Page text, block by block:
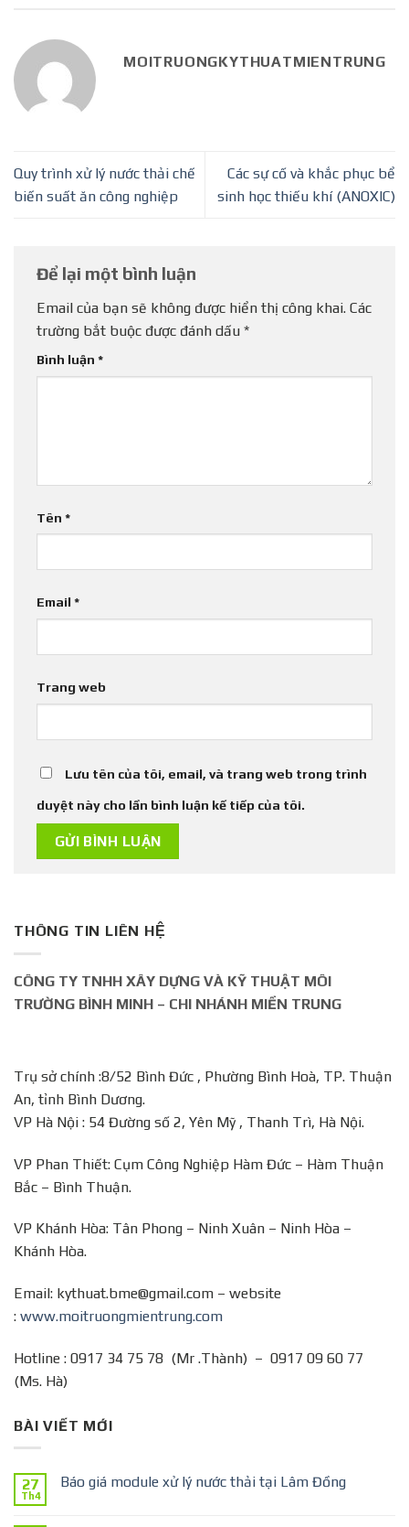
MOITRUONGKYTHUATMIENTRUNG
Quy trình xử lý nước thải chế
biến suất ăn công nghiệp
Các sự cố và khắc phục bể
sinh học thiếu khí (ANOXIC)
Để lại một bình luận
Email của bạn sẽ không được hiển thị công khai. Các
trường bắt buộc được đánh dấu *
Bình luận *
Tên *
Email *
Trang web
Lưu tên của tôi, email, và trang web trong trình
duyệt này cho lần bình luận kế tiếp của tôi.
THÔNG TIN LIÊN HỆ
CÔNG TY TNHH XÂY DỰNG VÀ KỸ THUẬT MÔI
TRƯỜNG BÌNH MINH – CHI NHÁNH MIỀN TRUNG
Trụ sở chính :8/52 Bình Đức , Phường Bình Hoà, TP. Thuận
An, tỉnh Bình Dương.
VP Hà Nội : 54 Đường số 2, Yên Mỹ , Thanh Trì, Hà Nội.
VP Phan Thiết: Cụm Công Nghiệp Hàm Đức – Hàm Thuận
Bắc – Bình Thuận.
VP Khánh Hòa: Tân Phong – Ninh Xuân – Ninh Hòa –
Khánh Hòa.
Email: kythuat.bme@gmail.com – website
: www.moitruongmientrung.com
Hotline : 0917 34 75 78 (Mr .Thành) – 0917 09 60 77
(Ms. Hà)
BÀI VIẾT MỚI
27
Th4
Báo giá module xử lý nước thải tại Lâm Đồng